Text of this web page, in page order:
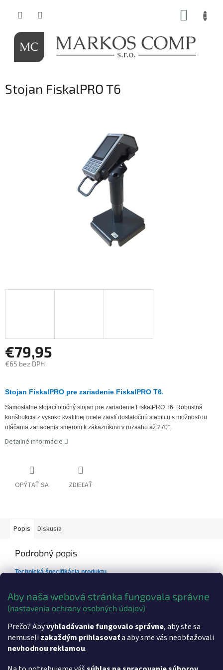
Aby naša webová stránka fungovala správne
(nastavenia ochrany osobných údajov)
Prečo? Abyvyhľadávanie fungovalo správne, aby ste sa
nemuseli zakaždým prihlasovaťa aby sme vás neobťažovali
nevhodnou reklamou.
Stojan FiskalPRO T6
€79,95
€65 bez DPH
Stojan FiskalPRO pre zariadenie FiskalPRO T6.
Samostatne stojací otočný stojan pre zariadenie FiskalPRO T6. Robustná
konštrukcia z vysoko kvalitnej ocele zaistí dostatočnú stabilitu s možnosťou
otáčania zariadenia smerom k zákazníkovi v rozsahu až 270°.
Detailné informácie
OPÝTAŤ SA ZDIEĽAŤ
Popis Diskusia
Podrobný popis
Technická špecifikácia produktu
Váha:
Cca 3500g
Dodatočné parametre
Kategória
eKasa, Registračné pokladnice